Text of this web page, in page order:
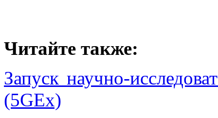
Читайте также:
Запуск научно-
(5GEx)